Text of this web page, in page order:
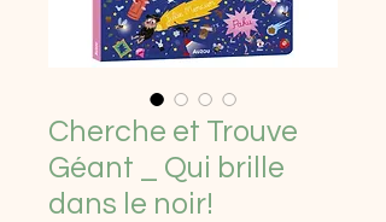
Cherche et Trouve
Géant _ Qui brille
dans le noir!